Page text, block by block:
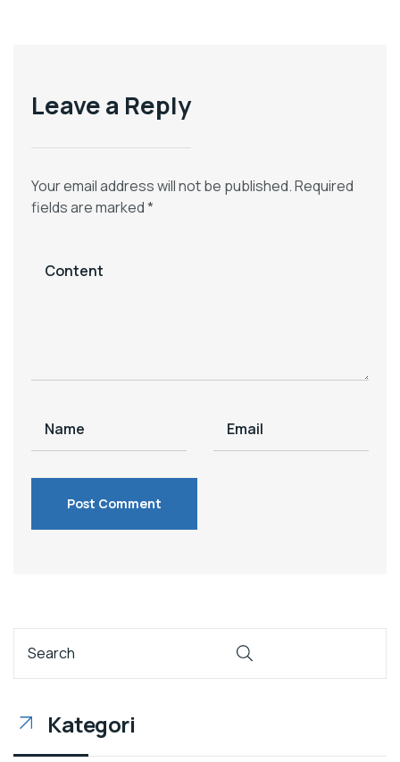
Leave a Reply
Your email address will not be published.Required
fields are marked*
Kategori